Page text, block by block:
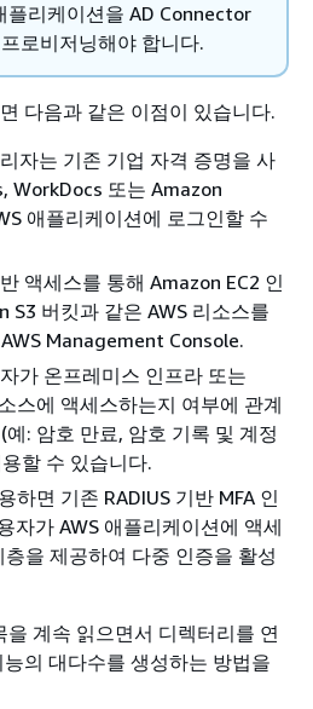
플리케이션을 AD Connector
로비저닝해야 합니다.
다음과 같은 이점이 있습니다.
자는 기존 기업 자격 증명을 사
WorkDocs 또는 Amazon
애플리케이션에 로그인할 수
액세스를 통해 Amazon EC2 인
S3 버킷과 같은 AWS 리소스를
Management Console.
가 온프레미스 인프라 또는
스에 액세스하는지 여부에 관계
: 암호 만료, 암호 기록 및 계정
할 수 있습니다.
하면 기존 RADIUS 기반 MFA 인
자가 AWS 애플리케이션에 액세
을 제공하여 다중 인증을 활성
계속 읽으면서 디렉터리를 연
의 대다수를 생성하는 방법을